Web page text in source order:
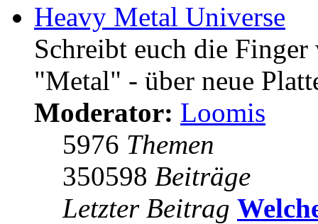
Heavy Metal Universe
Schreibt euch die
"Metal" - über neue
Moderator: Loomis
5976 Themen
350598 Beiträge
Letzter Beitrag